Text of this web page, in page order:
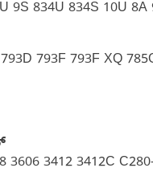
9S 834U 834S 10U 8A
793F 793F XQ
3606 3412 3412C